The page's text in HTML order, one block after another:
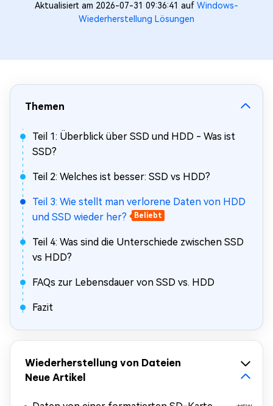
Aktualisiert am 2026-07-31 09:36:41 auf Windows-
Wiederherstellung Lösungen
Themen
Teil 1: Überblick über SSD und HDD - Was ist
SSD?
Teil 2: Welches ist besser: SSD vs HDD?
Teil 3: Wie stellt man verlorene Daten von HDD
und SSD wieder her?
Beliebt
Teil 4: Was sind die Unterschiede zwischen SSD
vs HDD?
FAQs zur Lebensdauer von SSD vs. HDD
Fazit
Wiederherstellung von Dateien
Neue Artikel